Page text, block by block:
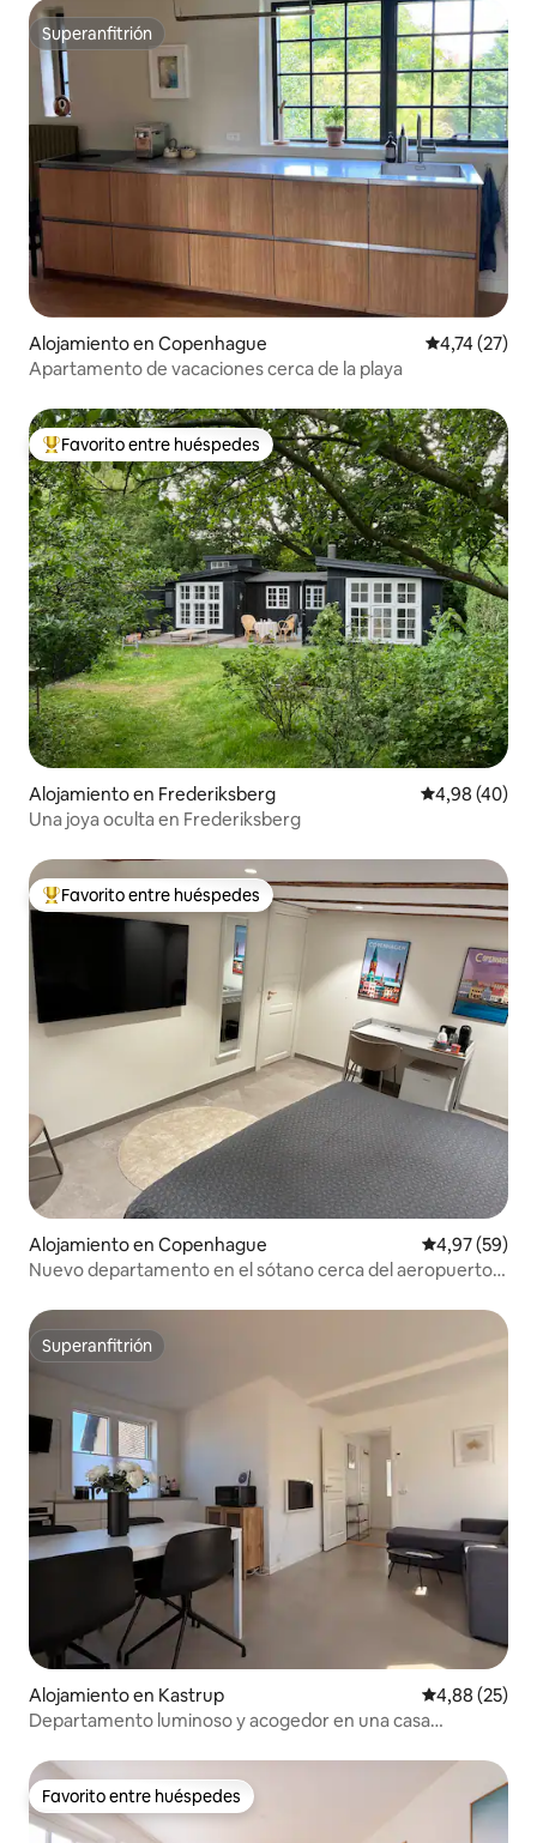
Superanfitrión
Superanfitrión
Alojamiento en Copenhague Calificación
4,74 (27)
Apartamento de vacaciones cerca de la playa
Favorito entre los huéspedes más destacados
Favorito entre huéspedes
Alojamiento en Frederiksberg Calificación
4,98 (40)
Una joya oculta en Frederiksberg
Favorito entre los huéspedes más destacados
Favorito entre huéspedes
Alojamiento en Copenhague Calificación
4,97 (59)
Nuevo departamento en el sótano cerca del aeropuerto
Superanfitrión
Superanfitrión
Alojamiento en Kastrup Calificación
4,88 (25)
Departamento luminoso y acogedor en una casa
Favorito entre huéspedes
Favorito entre huéspedes